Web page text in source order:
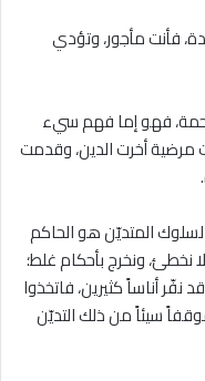
فأنت مأجور، وتؤدي
رحمة، فهو إما فهم سيء
مرضية أخرت الدين، وقدمت
المتديّن هو الحاكم
نخطئ، ونخرج بأحكام غلط؛
نفّر أناساً كثيرين، فاتخذوا
سيئاً من ذلك التديّن